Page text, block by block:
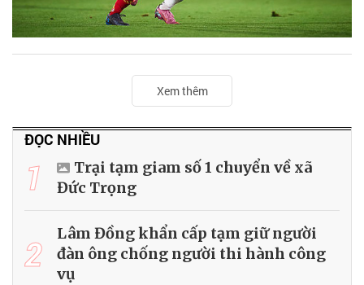
Xem thêm
ĐỌC NHIỀU
1
Trại tạm giam số 1 chuyển về xã
Đức Trọng
2
Lâm Đồng khẩn cấp tạm giữ người
đàn ông chống người thi hành công
vụ